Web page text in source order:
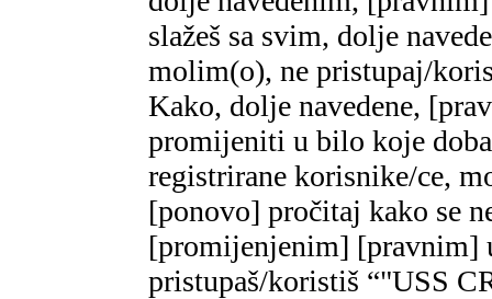
slažeš sa svim, dolje
molim(o), ne pristupaj/
Kako, dolje navedene,
promijeniti u bilo koje
registrirane korisnike/ce,
[ponovo] pročitaj kako se
[promijenjenim] [pravnim]
pristupaš/koristiš “"USS